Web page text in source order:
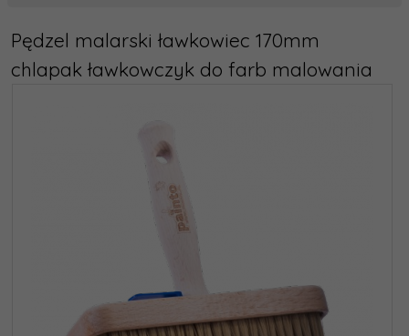
Pędzel malarski ławkowiec 170mm
chlapak ławkowczyk do farb malowania